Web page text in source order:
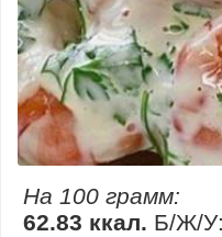
На 100 грамм:
62.83 ккал. Б/Ж/У: